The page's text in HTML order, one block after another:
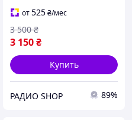
шпиндель Ø = 8 мм
от525₴/мес
3 150₴
3 500 ₴
Купить
РАДИО SHOP 89%